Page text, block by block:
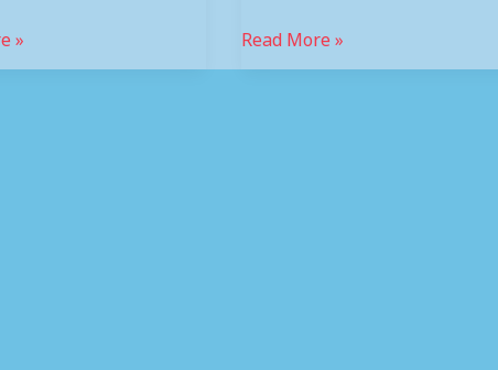
» Read More »